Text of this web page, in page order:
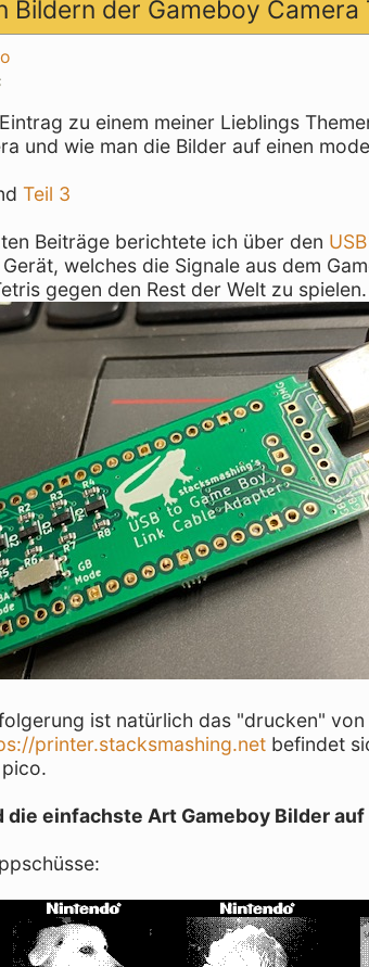
Bildern der Gameboy Camera
zu einem meiner Lieblings
und wie man die Bilder auf einen
Teil 3
Beiträge berichtete ich über den
welches die Signale aus dem
gegen den Rest der Welt zu spielen.
ist natürlich das "drucken"
printer.stacksmashing.net befindet
die einfachste Art Gameboy Bilder